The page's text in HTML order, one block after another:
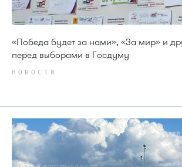
«Победа будет за нами», «За мир» и
перед выборами в Госдуму
НОВОСТИ